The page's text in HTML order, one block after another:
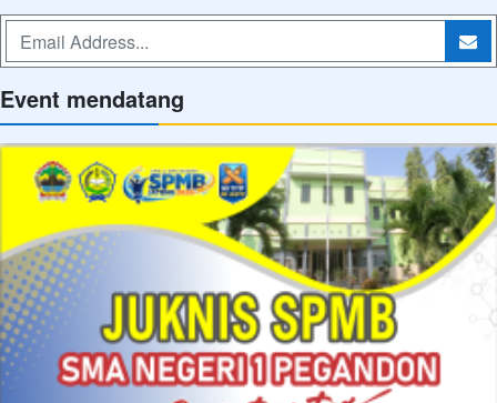
Event mendatang